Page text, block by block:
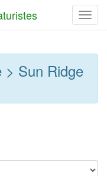
> Sun Ridge